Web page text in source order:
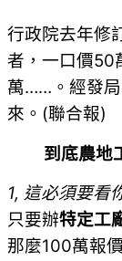
行政院去年修
者，一口價50
萬……。經發局
來。(聯合報)
到底農地
1, 這必須要看
只要辦特定工
那麼100萬報